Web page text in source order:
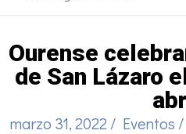
Ourense
de San Lázaro
marzo 31, 2022 / Eventos